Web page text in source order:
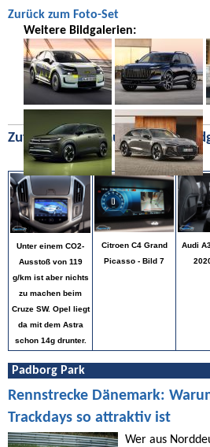
Zurück zum Foto-Set
Weitere Bildgalerien:
Zufällige Bilder aus unserer
Unter einem CO2-
Ausstoß von 119
g/km ist aber nichts
zu machen beim
Cruze SW. Opel liegt
da mit dem Astra
schon 14g drunter.
Citroen C4 Grand
Picasso - Bild 7
Audi
Padborg Park
Rennstrecke Dänemark:
Trackdays so attraktiv ist
Wer aus